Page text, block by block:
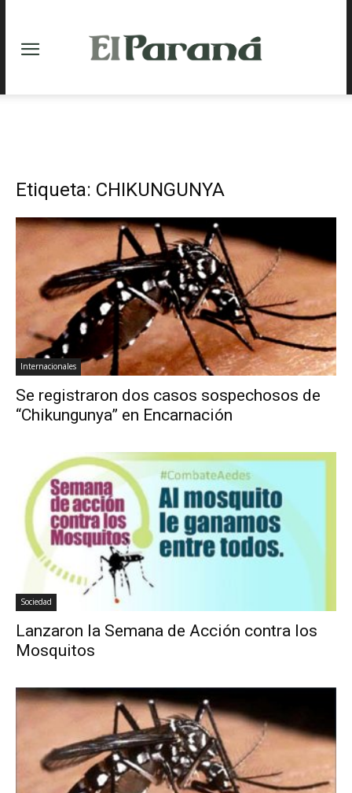
Etiqueta: CHIKUNGUNYA
Internacionales
Se registraron dos casos sospechosos de
“Chikungunya” en Encarnación
Sociedad
Lanzaron la Semana de Acción contra los
Mosquitos